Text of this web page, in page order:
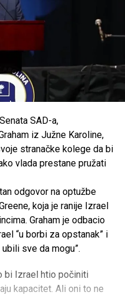
SAD-a,
iz Južne Karoline,
stranačke kolege da bi
vlada prestane pružati
odgovor na optužbe
koja je ranije Izrael
Graham je odbacio
“u borbi za opstanak” i
sve da mogu”.
bi Izrael htio počiniti
kapacitet. Ali oni to ne